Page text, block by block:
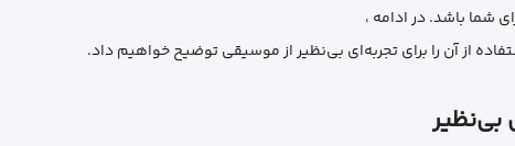
از آن را برای تجربه‌ای بی‌نظیر از موسیقی توضیح خواهیم داد.